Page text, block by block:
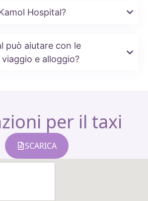
Hospital?
può aiutare con le
e alloggio?
per il taxi
SCARICA